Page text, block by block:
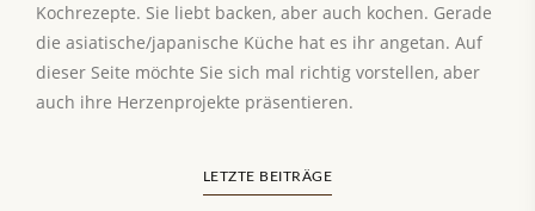
Kochrezepte. Sie liebt backen, aber auch kochen. Gerade
die asiatische/japanische Küche hat es ihr angetan. Auf
dieser Seite möchte Sie sich mal richtig vorstellen, aber
auch ihre Herzenprojekte präsentieren.
LETZTE BEITRÄGE